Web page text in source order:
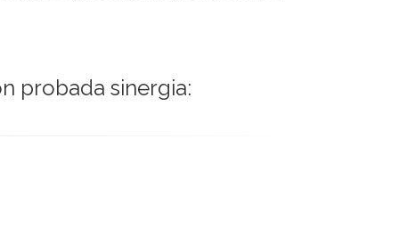
probada sinergia: